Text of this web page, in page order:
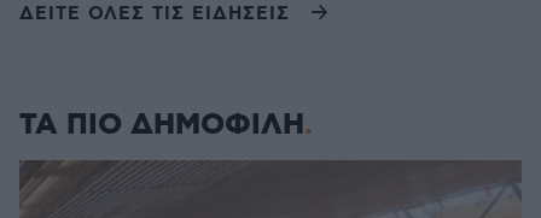
ΔΕΙΤΕ ΟΛΕΣ ΤΙΣ ΕΙΔΗΣΕΙΣ
ΤΑ ΠΙΟ ΔΗΜΟΦΙΛΗ